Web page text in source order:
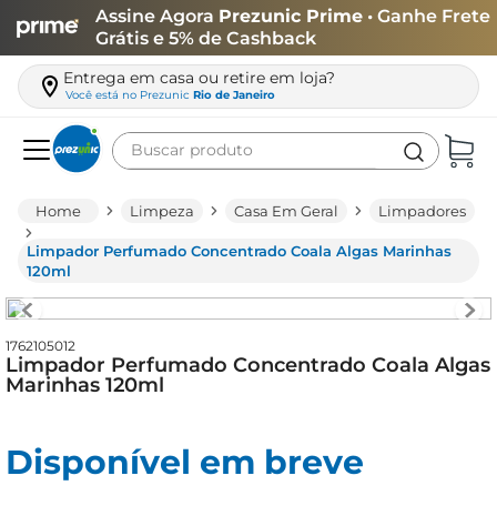
Assine Agora Prezunic Prime • Ganhe Frete
Grátis e 5% de Cashback
Entrega em casa ou retire em loja?
Você está no Prezunic Rio de Janeiro
Buscar produto
Limpeza Casa Em Geral Limpadores
Limpador Perfumado Concentrado Coala Algas Marinhas
120ml
1762105012
Limpador Perfumado Concentrado Coala Algas
Marinhas 120ml
Disponível em breve
leite
café
queijo
biscoito
arroz